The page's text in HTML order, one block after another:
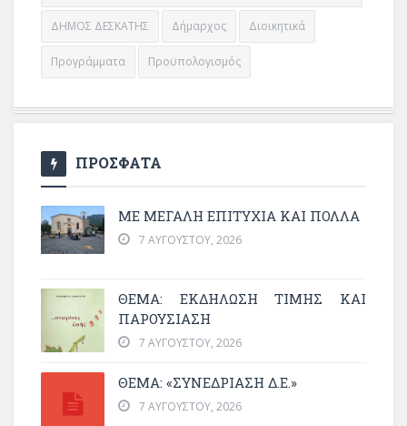
ΔΗΜΟΣ ΔΕΣΚΑΤΗΣ Δήμαρχος Διοικητικά
Προγράμματα Προϋπολογισμός
ΠΡΟΣΦΑΤΑ
ΜΕ ΜΕΓΆΛΗ ΕΠΙΤΥΧΊΑ ΚΑΙ ΠΟΛΛΆ
7 ΑΥΓΟΎΣΤΟΥ, 2026
ΘΈΜΑ: ΕΚΔΉΛΩΣΗ ΤΙΜΉΣ ΚΑΙ
ΠΑΡΟΥΣΊΑΣΗ
7 ΑΥΓΟΎΣΤΟΥ, 2026
ΘΕΜΑ: «ΣΥΝΕΔΡΊΑΣΗ Δ.Ε.»
7 ΑΥΓΟΎΣΤΟΥ, 2026